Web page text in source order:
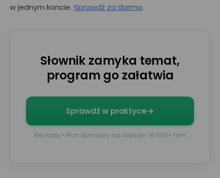
w jednym koncie. Sprawdź za darmo.
Słownik zamyka temat,
program go załatwia
Sprawdź w praktyce
Bez karty • Plan darmowy na zawsze • 16 500+ firm
Imię*